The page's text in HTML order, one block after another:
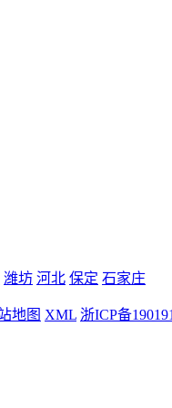
潍坊 河北 保定 石家庄
地图 XML 浙ICP备